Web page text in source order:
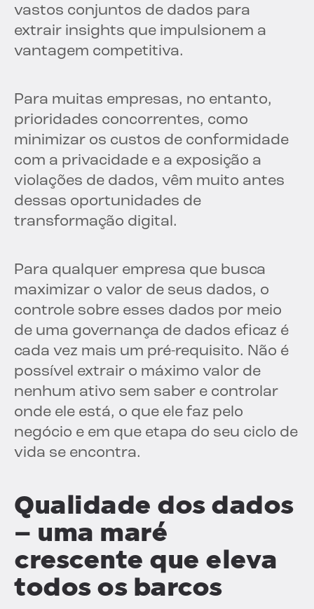
vastos conjuntos de dados para
extrair insights que impulsionem a
vantagem competitiva.
Para muitas empresas, no entanto,
prioridades concorrentes, como
minimizar os custos de conformidade
com a privacidade e a exposição a
violações de dados, vêm muito antes
dessas oportunidades de
transformação digital.
Para qualquer empresa que busca
maximizar o valor de seus dados, o
controle sobre esses dados por meio
de uma governança de dados eficaz é
cada vez mais um pré-requisito. Não é
possível extrair o máximo valor de
nenhum ativo sem saber e controlar
onde ele está, o que ele faz pelo
negócio e em que etapa do seu ciclo de
vida se encontra.
Qualidade dos dados
– uma maré
crescente que eleva
todos os barcos